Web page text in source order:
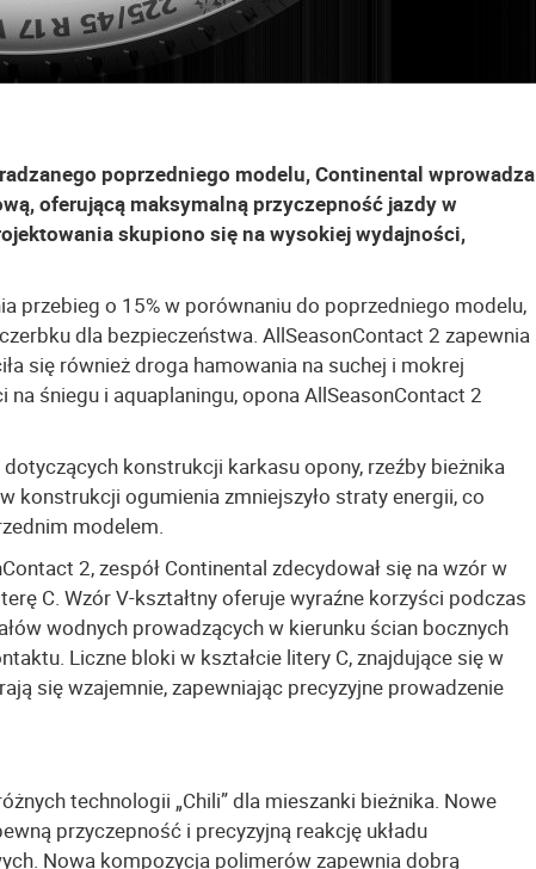
poprzedniego modelu, Continental wprowadza
oferującą maksymalną przyczepność jazdy w
skupiono się na wysokiej wydajności,
przebieg o 15% w porównaniu do poprzedniego modelu,
dla bezpieczeństwa. AllSeasonContact 2 zapewnia
się również droga hamowania na suchej i mokrej
śniegu i aquaplaningu, opona AllSeasonContact 2
konstrukcji karkasu opony, rzeźby bieżnika
konstrukcji ogumienia zmniejszyło straty energii, co
modelem.
2, zespół Continental zdecydował się na wzór w
C. Wzór V-kształtny oferuje wyraźne korzyści podczas
wodnych prowadzących w kierunku ścian bocznych
Liczne bloki w kształcie litery C, znajdujące się w
się wzajemnie, zapewniając precyzyjne prowadzenie
technologii „Chili” dla mieszanki bieżnika. Nowe
przyczepność i precyzyjną reakcję układu
Nowa kompozycja polimerów zapewnia dobrą